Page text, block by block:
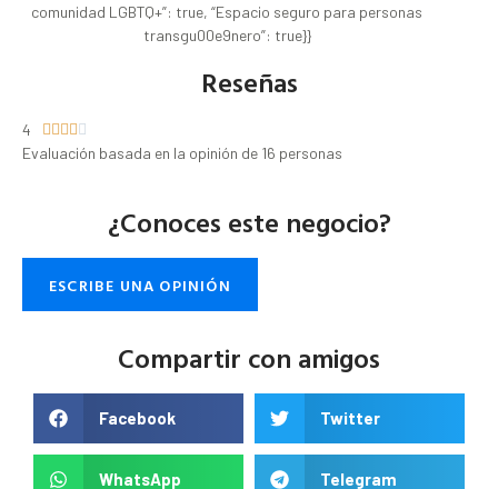
comunidad LGBTQ+”: true, “Espacio seguro para personas
transgu00e9nero”: true}}
Reseñas
4     
Evaluación basada en la opinión de 16 personas
¿Conoces este negocio?
ESCRIBE UNA OPINIÓN
Compartir con amigos
Facebook Twitter
WhatsApp Telegram